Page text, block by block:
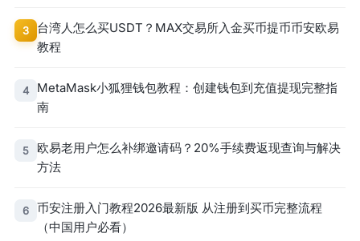
3
台湾人怎么买USDT？MAX交易所入金买币提币币安欧易
教程
4
MetaMask小狐狸钱包教程：创建钱包到充值提现完整指
南
5
欧易老用户怎么补绑邀请码？20%手续费返现查询与解决
方法
6
币安注册入门教程2026最新版 从注册到买币完整流程
（中国用户必看）